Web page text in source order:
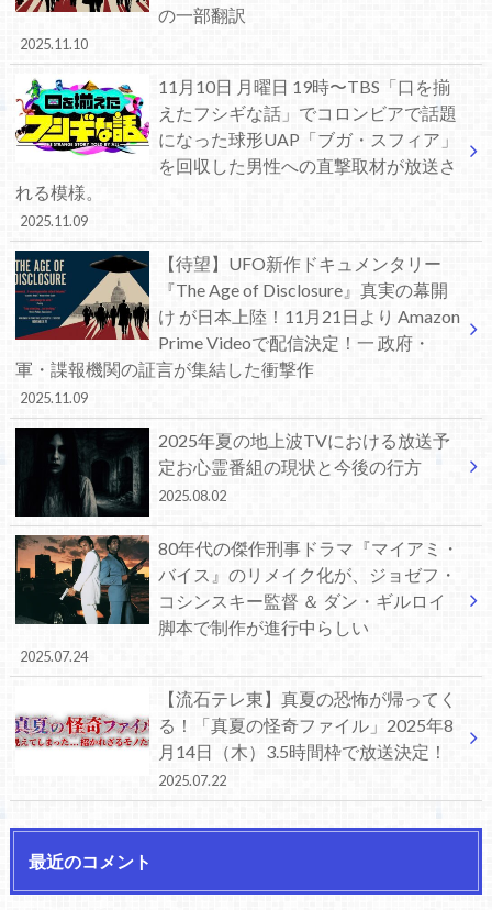
の一部翻訳
2025.11.10
11月10日 月曜日 19時〜TBS「口を揃
えたフシギな話」でコロンビアで話題
になった球形UAP「ブガ・スフィア」
を回収した男性への直撃取材が放送さ
れる模様。
2025.11.09
【待望】UFO新作ドキュメンタリー
『The Age of Disclosure』真実の幕開
け が日本上陸！11月21日より Amazon
Prime Videoで配信決定！一 政府・
軍・諜報機関の証言が集結した衝撃作
2025.11.09
2025年夏の地上波TVにおける放送予
定お心霊番組の現状と今後の行方
2025.08.02
80年代の傑作刑事ドラマ『マイアミ・
バイス』のリメイク化が、ジョゼフ・
コシンスキー監督 ＆ ダン・ギルロイ
脚本で制作が進行中らしい
2025.07.24
【流石テレ東】真夏の恐怖が帰ってく
る！「真夏の怪奇ファイル」2025年8
月14日（木）3.5時間枠で放送決定！
2025.07.22
最近のコメント